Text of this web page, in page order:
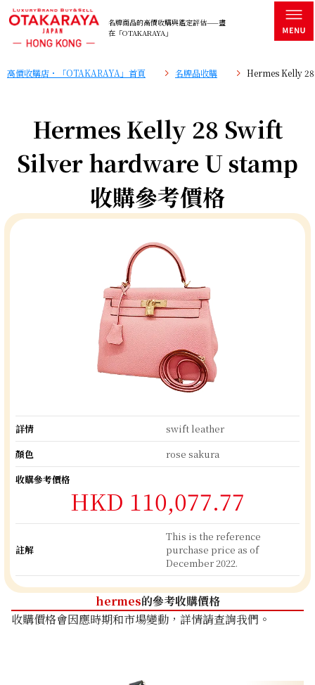
名牌商品的高價收購與鑑定評估——盡
在「OTAKARAYA」
高價收購店・「OTAKARAYA」首頁 名牌品收購 Hermes Kelly
Hermes Kelly 28 Swift
Silver hardware U stamp
收購參考價格
詳情
swift leather
顏色
rose sakura
收購參考價格
HKD 110,077.77
註解
This is the reference
purchase price as of
December 2022.
hermes的參考收購價格
收購價格會因應時期和市場變動，詳情請查詢我們。